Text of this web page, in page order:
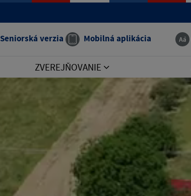
Seniorská verzia Mobilná aplikácia
ZVEREJŇOVANIE